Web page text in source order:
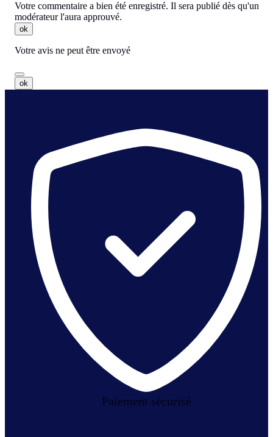
Votre commentaire a bien été enregistré. Il sera publié dès qu'un
modérateur l'aura approuvé.
ok
Votre avis ne peut être envoyé
ok
Paiement sécurisé